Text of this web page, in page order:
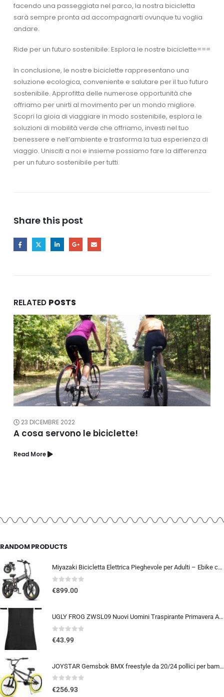
facendo una passeggiata nel parco, la nostra bicicletta
sarà sempre pronta ad accompagnarti ovunque tu voglia
andare.
Ride per un futuro sostenibile: Esplora le nostre biciclette===
In conclusione, le nostre biciclette rappresentano una
soluzione ecologica, conveniente e salutare per il tuo futuro
sostenibile. Approfitta delle numerose opportunità che
offriamo per unirti al movimento per un mondo migliore.
Scopri la gioia di viaggiare in modo sostenibile, esplora le
soluzioni di mobilità verde che offriamo, investi nel tuo
benessere e nell’ambiente e trasforma la tua esperienza di
viaggio. Unisciti a noi e insieme possiamo fare la differenza
per un futuro sostenibile per tutti.
Share this post
RELATED POSTS
23 DICEMBRE 2022
A cosa servono le biciclette!
Read More
RANDOM PRODUCTS
Miyazaki Bicicletta Elettrica Pieghevole per Adulti – Ebike con Motore Brushless – Batteria Rimovibile 48V 14Ah – Bicicletta
0out of 5
€899.00
UGLY FROG ZWSL09 Nuovi Uomini Traspirante Primavera Autunno A Maniche Corta Ciclismo Body Skinsuit All’aperto Sportswear A…
0out of 5
€43.99
JOYSTAR Gemsbok BMX freestyle da 20/24 pollici per bambini dai 9 ai 14 anni, mountain bike da 20/24 pollici per bambini
0out of 5
€256.93